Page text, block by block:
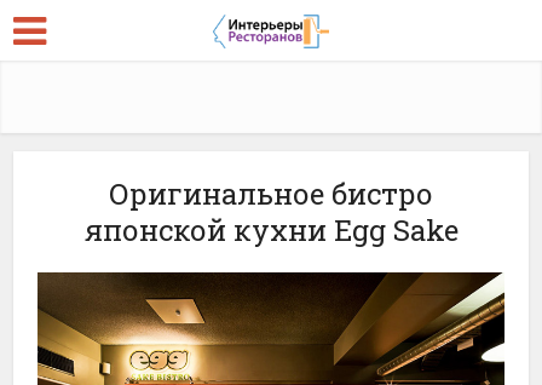
Оригинальное бистро
японской кухни Egg Sake